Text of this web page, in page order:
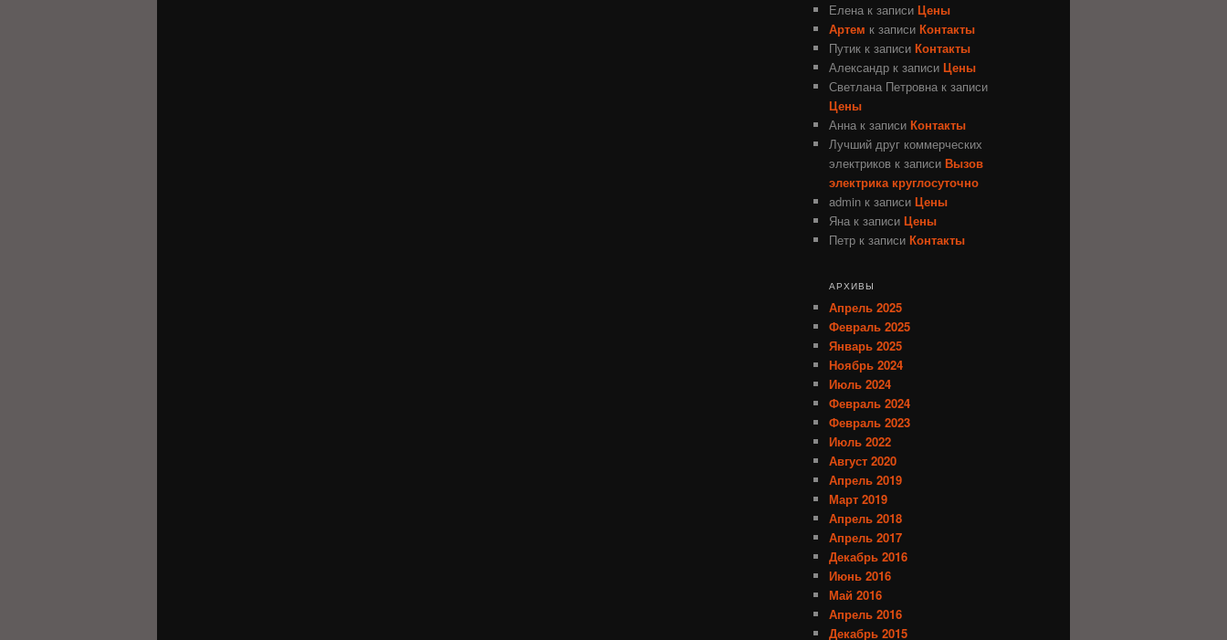
Елена к записи Цены
Артем к записи Контакты
Путик к записи Контакты
Александр к записи Цены
Светлана Петровна к записи
Цены
Анна к записи Контакты
Лучший друг коммерческих
электриков к записи Вызов
электрика круглосуточно
admin к записи Цены
Яна к записи Цены
Петр к записи Контакты
АРХИВЫ
Апрель 2025
Февраль 2025
Январь 2025
Ноябрь 2024
Июль 2024
Февраль 2024
Февраль 2023
Июль 2022
Август 2020
Апрель 2019
Март 2019
Апрель 2018
Апрель 2017
Декабрь 2016
Июнь 2016
Май 2016
Апрель 2016
Декабрь 2015